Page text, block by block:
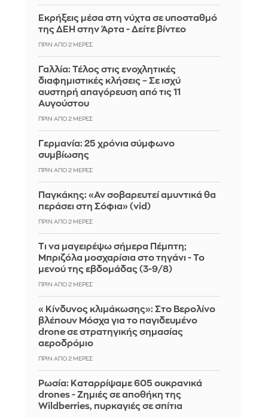
Eκρήξεις μέσα στη νύχτα σε υποσταθμό
της ΔΕΗ στην Άρτα - Δείτε βίντεο
ΠΡΙΝ ΑΠΌ 2 ΜΈΡΕΣ
Γαλλία: Τέλος στις ενοχλητικές
διαφημιστικές κλήσεις – Σε ισχύ
αυστηρή απαγόρευση από τις 11
Αυγούστου
ΠΡΙΝ ΑΠΌ 2 ΜΈΡΕΣ
Γερμανία: 25 χρόνια σύμφωνο
συμβίωσης
ΠΡΙΝ ΑΠΌ 2 ΜΈΡΕΣ
Παγκάκης: «Αν σοβαρευτεί αμυντικά θα
περάσει στη Σόφια» (vid)
ΠΡΙΝ ΑΠΌ 2 ΜΈΡΕΣ
Τι να μαγειρέψω σήμερα Πέμπτη;
Μπριζόλα μοσχαρίσια στο τηγάνι - Το
μενού της εβδομάδας (3-9/8)
ΠΡΙΝ ΑΠΌ 2 ΜΈΡΕΣ
«Κίνδυνος κλιμάκωσης»: Στο Βερολίνο
βλέπουν Μόσχα για το παγιδευμένο
drone σε στρατηγικής σημασίας
αεροδρόμιο
ΠΡΙΝ ΑΠΌ 2 ΜΈΡΕΣ
Ρωσία: Καταρρίψαμε 605 ουκρανικά
drones - Zημιές σε αποθήκη της
Wildberries, πυρκαγιές σε σπίτια